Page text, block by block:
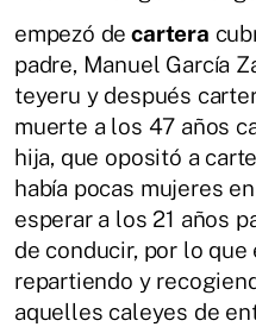
empezó de cartera
padre, Manuel García
teyeru y después
muerte a los 47 años
hija, que opositó a
había pocas mujeres
esperar a los 21 años
de conducir, por lo
repartiendo y
aquelles caleyes de